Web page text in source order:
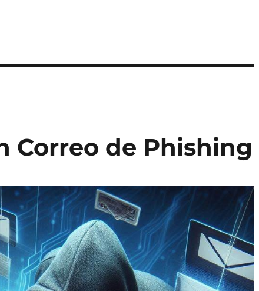
Correo de Phishing